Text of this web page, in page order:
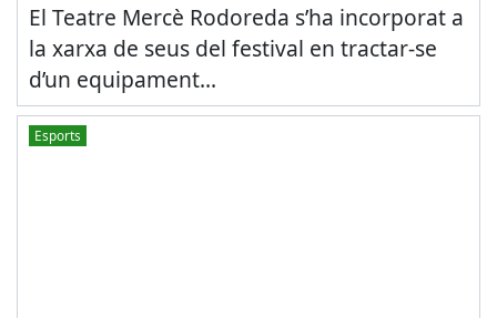
El Teatre Mercè Rodoreda s’ha incorporat a
la xarxa de seus del festival en tractar-se
d’un equipament...
Esports